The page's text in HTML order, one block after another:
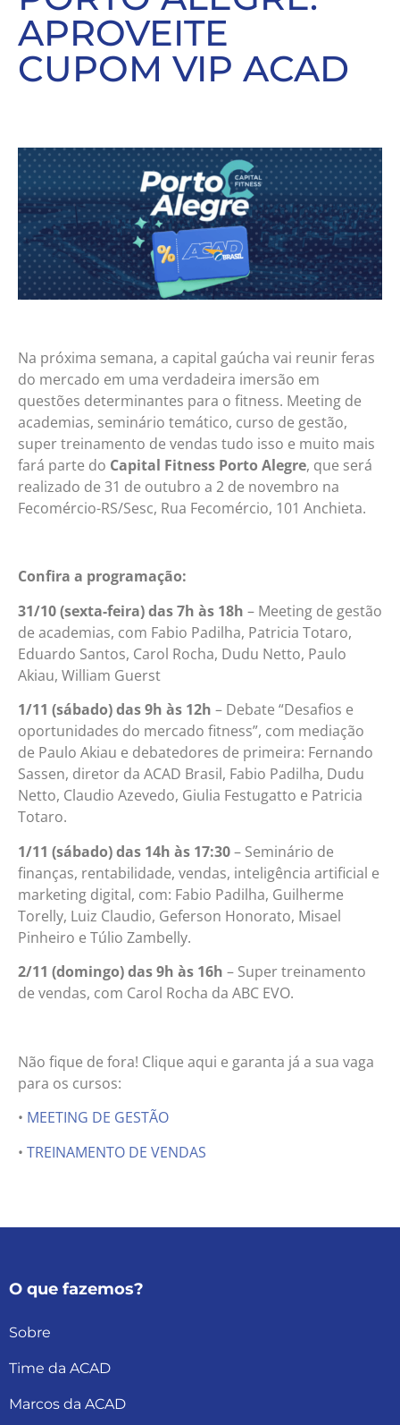
APROVEITE
CUPOM VIP ACAD
Na próxima semana, a capital gaúcha vai reunir feras
do mercado em uma verdadeira imersão em
questões determinantes para o fitness. Meeting de
academias, seminário temático, curso de gestão,
super treinamento de vendas tudo isso e muito mais
fará parte do Capital Fitness Porto Alegre, que será
realizado de 31 de outubro a 2 de novembro na
Fecomércio-RS/Sesc, Rua Fecomércio, 101 Anchieta.
Confira a programação:
31/10 (sexta-feira) das 7h às 18h – Meeting de gestão
de academias, com Fabio Padilha, Patricia Totaro,
Eduardo Santos, Carol Rocha, Dudu Netto, Paulo
Akiau, William Guerst
1/11 (sábado) das 9h às 12h – Debate “Desafios e
oportunidades do mercado fitness”, com mediação
de Paulo Akiau e debatedores de primeira: Fernando
Sassen, diretor da ACAD Brasil, Fabio Padilha, Dudu
Netto, Claudio Azevedo, Giulia Festugatto e Patricia
Totaro.
1/11 (sábado) das 14h às 17:30– Seminário de
finanças, rentabilidade, vendas, inteligência artificial e
marketing digital, com: Fabio Padilha, Guilherme
Torelly, Luiz Claudio, Geferson Honorato, Misael
Pinheiro e Túlio Zambelly.
2/11 (domingo) das 9h às 16h – Super treinamento
de vendas, com Carol Rocha da ABC EVO.
Não fique de fora! Clique aqui e garanta já a sua vaga
para os cursos:
• MEETING DE GESTÃO
• TREINAMENTO DE VENDAS
O que fazemos?
Sobre
Time da ACAD
Marcos da ACAD